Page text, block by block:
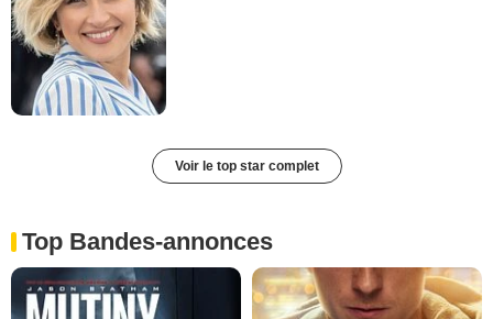
Voir le top star complet
Top Bandes-annonces